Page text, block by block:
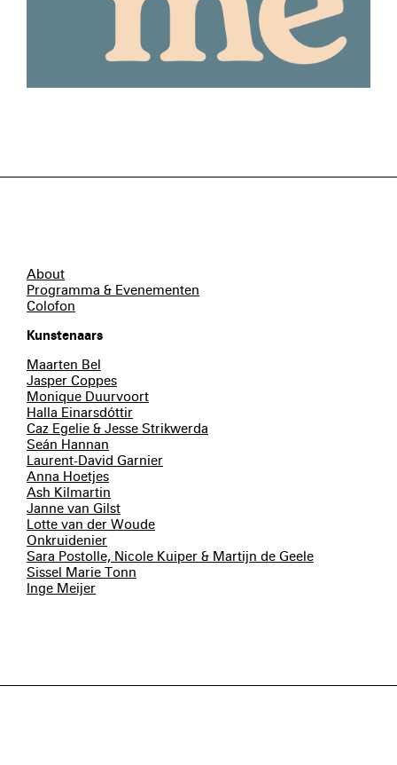
About
Programma & Evenementen
Colofon
Kunstenaars
Maarten Bel
Jasper Coppes
Monique Duurvoort
Halla Einarsdóttir
Caz Egelie & Jesse Strikwerda
Seán Hannan
Laurent-David Garnier
Anna Hoetjes
Ash Kilmartin
Janne van Gilst
Lotte van der Woude
Onkruidenier
Sara Postolle, Nicole Kuiper & Martijn de Geele
Sissel Marie Tonn
Inge Meijer